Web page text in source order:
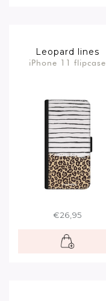
Leopard lines
iPhone 11 flipcase
€26,95